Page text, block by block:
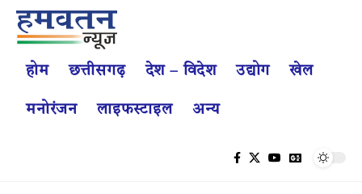
होम छत्तीसगढ़ देश – विदेश उद्योग खेल
मनोरंजन लाइफस्टाइल अन्य